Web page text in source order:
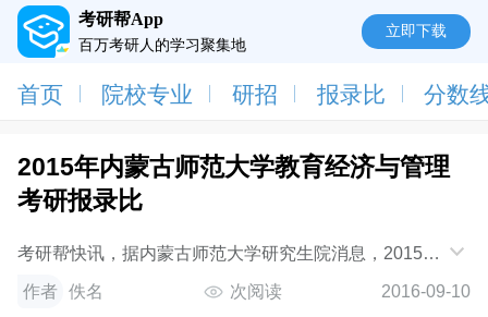
考研帮App
百万考研人的学习聚集地
立即下载
首页 院校专业 研招 报录比 分数
2015年内蒙古师范大学教育经济与管理
考研报录比
考研帮快讯，据内蒙古师范大学研究生院消息，2015年
内蒙古师范大学教育经济与管理考研报录比已发布，详
情如下：年份学院专业报录人数录取人数报
作者 佚名 次阅读 2016-09-10